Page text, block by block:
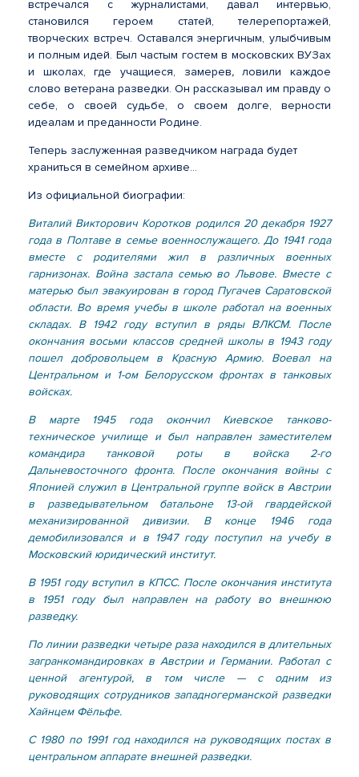
встречался с журналистами, давал интервью,
становился героем статей, телерепортажей,
творческих встреч. Оставался энергичным, улыбчивым
и полным идей. Был частым гостем в московских ВУЗах
и школах, где учащиеся, замерев,ловили каждое
слово ветерана разведки. Он рассказывал им правду о
себе, о своей судьбе, о своем долге, верности
идеалам и преданности Родине.
Теперь заслуженная разведчиком награда будет
храниться в семейном архиве…
Из официальной биографии:
Виталий Викторович Коротков родился 20 декабря 1927
года в Полтаве в семье военнослужащего. До 1941 года
вместе с родителями жил в различных военных
гарнизонах. Война застала семью во Львове. Вместе с
матерью был эвакуирован в город Пугачев Саратовской
области. Во время учебы в школе работал на военных
складах. В 1942 году вступил в ряды ВЛКСМ. После
окончания восьми классов средней школы в 1943 году
пошел добровольцем в Красную Армию. Воевал на
Центральном и 1-ом Белорусском фронтах в танковых
войсках.
В марте 1945 года окончил Киевское танково-
техническое училище и был направлен заместителем
командира танковой роты в войска 2-го
Дальневосточного фронта. После окончания войны с
Японией служил в Центральной группе войск в Австрии
в разведывательном батальоне 13-ой гвардейской
механизированной дивизии. В конце 1946 года
демобилизовался и в 1947 году поступил на учебу в
Московский юридический институт.
В 1951 году вступил в КПСС. После окончания института
в 1951 году был направлен на работу во внешнюю
разведку.
По линии разведки четыре раза находился в длительных
загранкомандировках в Австрии и Германии. Работал с
ценной агентурой, в том числе — с одним из
руководящих сотрудников западногерманской разведки
Хайнцем Фёльфе.
С 1980 по 1991 год находился на руководящих постах в
центральном аппарате внешней разведки.